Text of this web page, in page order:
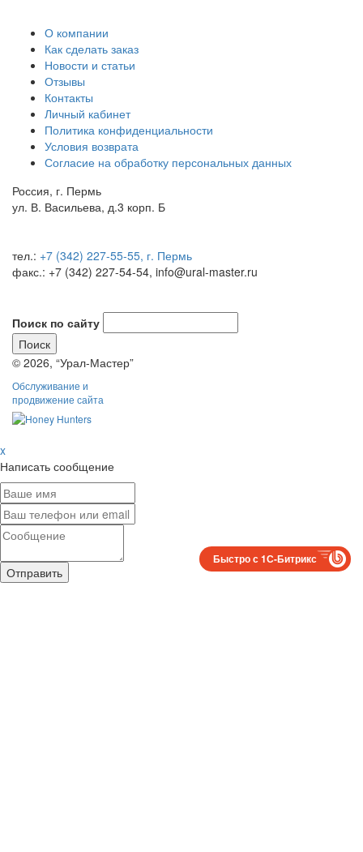
О компании
Как сделать заказ
Новости и статьи
Отзывы
Контакты
Личный кабинет
Политика конфиденциальности
Условия возврата
Согласие на обработку персональных данных
Россия, г. Пермь
ул. В. Васильева, д.3 корп. Б
тел.: +7 (342) 227-55-55, г. Пермь
факс.: +7 (342) 227-54-54, info@ural-master.ru
Поиск по сайту
© 2026, “Урал-Мастер”
Обслуживание и
продвижение сайта
x
Написать сообщение
Отправить
Быстро с 1С-Битрикс